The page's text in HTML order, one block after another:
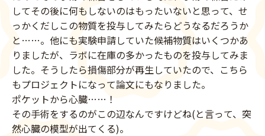
してその後に何もしないのはもったいないと思って、せ
っかくだしこの物質を投与してみたらどうなるだろうか
と……。他にも実験申請していた候補物質はいくつかあ
りましたが、ラボに在庫の多かったものを投与してみま
した。そうしたら損傷部分が再生していたので、こちら
もプロジェクトになって論文にもなりました。
ポケットから心臓……！
その手術をするのがこの辺なんですけどね(と言って、突
然心臓の模型が出てくる)。